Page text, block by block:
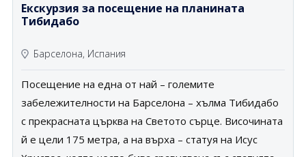
Екскурзия за посещение на планината
Тибидабо
Барселона, Испания
Посещение на една от най – големите
забележителности на Барселона – хълма Тибидабо
с прекрасната църква на Светото сърце. Височината
й е цели 175 метра, а на върха – статуя на Исус